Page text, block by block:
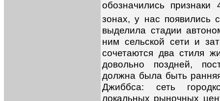
обозначились
зонах, у нас появились
выделила стадии
ним сельской сети и
сочетаются два стиля
довольно поздней,
должна была быть
Джиббса: сеть
локальных рыночных